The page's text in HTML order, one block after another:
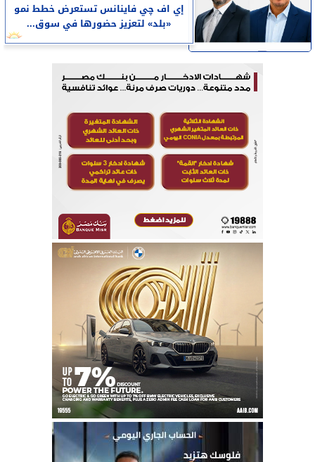
إي اف چي فاينانس تستعرض خطط نمو
«بلد» لتعزيز حضورها في سوق...